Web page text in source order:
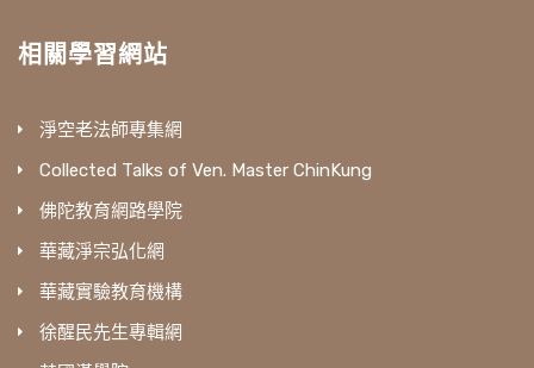
相關學習網站
淨空老法師專集網
Collected Talks of Ven. Master ChinKung
佛陀教育網路學院
華藏淨宗弘化網
華藏實驗教育機構
徐醒民先生專輯網